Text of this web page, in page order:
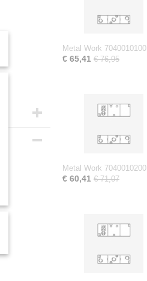
Metal Work 7040010100
€ 65,41 € 76,95
Metal Work 7040010200
€ 60,41 € 71,07